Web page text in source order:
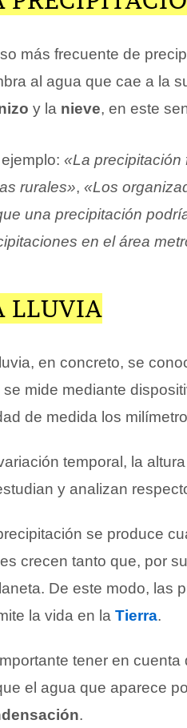
más frecuente de
al agua que cae a la
y la nieve, en este
«La precipitación
rurales», «Los
una precipitación
en el área
LLUVIA
en concreto, se
se mide mediante
de medida los
temporal, la
y analizan
se produce
crecen tanto que, por
De este modo, las
la vida en la Tierra.
tener en cuenta
el agua que aparece
.